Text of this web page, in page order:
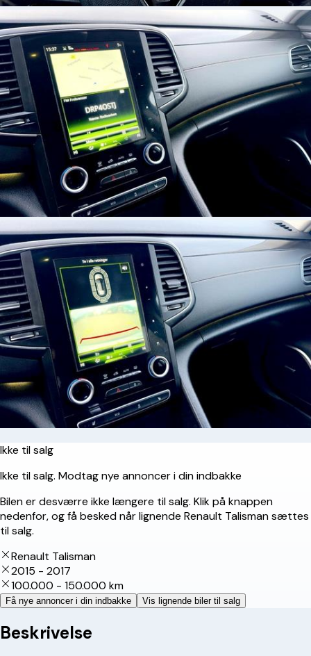
Ikke til salg
Ikke til salg. Modtag nye annoncer i din indbakke
Bilen er desværre ikke længere til salg. Klik på knappen
nedenfor, og få besked når lignende Renault Talisman sættes
til salg.
Renault Talisman
2015 - 2017
100.000 - 150.000 km
Få nye annoncer i din indbakke Vis lignende biler til salg
Beskrivelse